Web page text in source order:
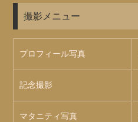
撮影メニュー
プロフィール写真
記念撮影
マタニティ写真